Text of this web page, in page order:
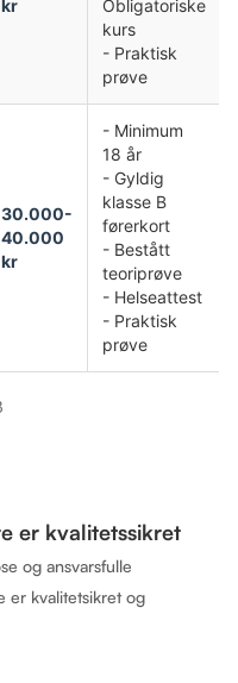
kr
Obligatoriske
kurs
- Praktisk
prøve
30.000-
40.000
kr
- Minimum
18 år
- Gyldig
klasse B
førerkort
- Bestått
teoriprøve
- Helseattest
- Praktisk
prøve
er kvalitetssikret
og ansvarsfulle
er kvalitetsikret og